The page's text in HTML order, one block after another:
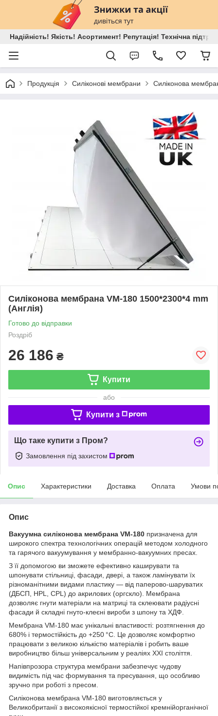
Надійність! Якість! Асортимент! Репутація! Технічна
Продукція Силіконові мембрани Силіконова
Силіконова мембрана VM-180 1500*2300*4 mm
(Англія)
Готово до відправки
Роздріб
26 186 ₴
Купити
або
Купити з
Що таке купити з Пром?
Замовлення під захистом
Опис Характеристики Доставка Оплата Умови
Опис
Вакуумна силіконова мембрана VM-180 призначена для
широкого спектра технологічних операцій методом холодного
та гарячого вакуумування у мембранно-вакуумних пресах.
З її допомогою ви зможете ефективно каширувати та
шпонувати стільниці, фасади, двері, а також ламінувати їх
різноманітними видами пластику — від паперово-шаруватих
(ДБСП, HPL, CPL) до акрилових (оргскло). Мембрана
дозволяє гнути матеріали на матриці та склеювати радіусні
фасади й складні гнуто-клеєні вироби з шпону та ХДФ.
Мембрана VM-180 має унікальні властивості: розтягнення до
680% і термостійкість до +250 °C. Це дозволяє комфортно
працювати з великою кількістю матеріалів і робить ваше
виробництво більш універсальним у реаліях XXI століття.
Напівпрозора структура мембрани забезпечує чудову
видимість під час формування та пресування, що особливо
зручно при роботі з пресом.
Силіконова мембрана VM-180 виготовляється у
Великобританії з високоякісної термостійкої кремнійорганічної